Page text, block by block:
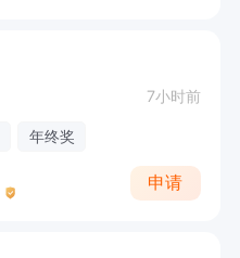
7小时前
年终奖
申请